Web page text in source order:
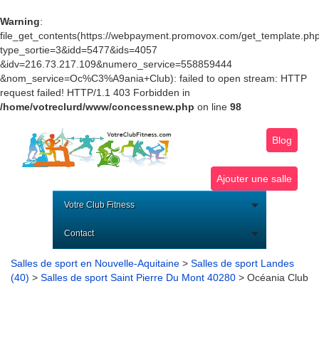
Warning:
file_get_contents(https://webpayment.promovox.com/
type_sortie=3&idd=5477&ids=4057
&idv=216.73.217.109&numero_service=558859444
&nom_service=Oc%C3%A9ania+Club): failed to open stream: HTTP
request failed! HTTP/1.1 403 Forbidden in
/home/votreclurd/www/concessnew.php on line 98
Blog
Ajouter une salle
Votre Club Fitness
Contact
Salles de sport en Nouvelle-Aquitaine > Salles de sport Landes
(40) > Salles de sport Saint Pierre Du Mont 40280 > Océania Club